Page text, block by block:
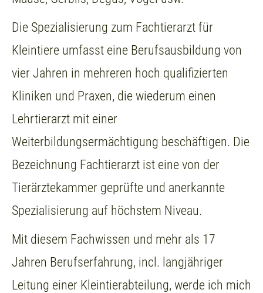
Die Spezialisierung zum Fachtierarzt für
Kleintiere umfasst eine Berufsausbildung von
vier Jahren in mehreren hoch qualifizierten
Kliniken und Praxen, die wiederum einen
Lehrtierarzt mit einer
Weiterbildungsermächtigung beschäftigen. Die
Bezeichnung Fachtierarzt ist eine von der
Tierärztekammer geprüfte und anerkannte
Spezialisierung auf höchstem Niveau.
Mit diesem Fachwissen und mehr als 17
Jahren Berufserfahrung, incl. langjähriger
Leitung einer Kleintierabteilung, werde ich mich